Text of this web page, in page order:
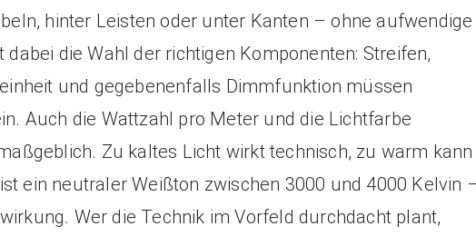
hinter Leisten oder unter Kanten – ohne aufwendige
die Wahl der richtigen Komponenten: Streifen,
und gegebenenfalls Dimmfunktion müssen
Auch die Wattzahl pro Meter und die Lichtfarbe
Zu kaltes Licht wirkt technisch, zu warm kann
ein neutraler Weißton zwischen 3000 und 4000 Kelvin
Wer die Technik im Vorfeld durchdacht plant,